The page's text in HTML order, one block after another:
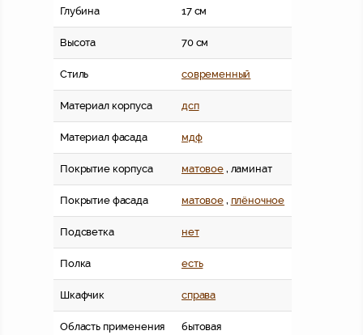
Глубина 17 см
Высота 70 см
Стиль современный
Материал корпуса дсп
Материал фасада мдф
Покрытие корпуса матовое, ламинат
Покрытие фасада матовое, плёночное
Подсветка нет
Полка есть
Шкафчик справа
Область применения бытовая